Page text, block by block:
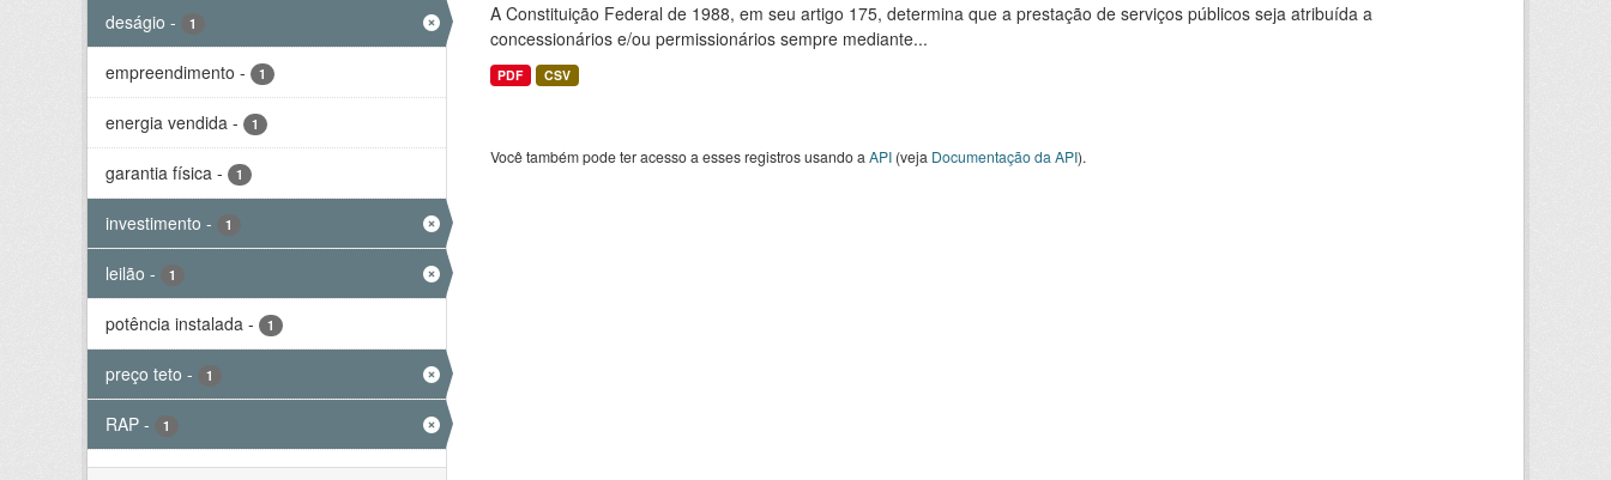
deságio - 1
empreendimento - 1
energia vendida - 1
garantia física - 1
investimento - 1
leilão - 1
potência instalada - 1
preço teto - 1
RAP - 1
A Constituição Federal de 1988, em seu artigo 175, determina que a prestação de serviços públicos seja atribuída a
concessionários e/ou permissionários sempre mediante...
PDF CSV
Você também pode ter acesso a esses registros usando a API(veja Documentação da API).